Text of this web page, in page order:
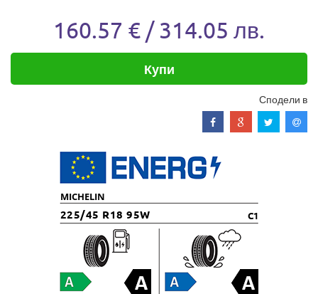
160.57 € / 314.05 лв.
Купи
Сподели в
MICHELIN
225/45 R18 95W C1